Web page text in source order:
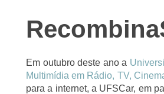
Em outubro deste ano a
Multimídia em Rádio, TV,
para a internet, a UFSCar, em